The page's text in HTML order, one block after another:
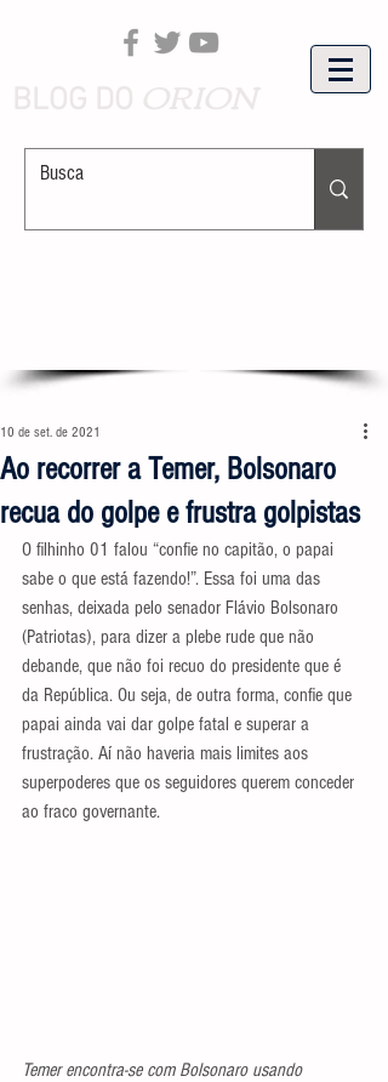
Ao recorrer a Temer, Bolsonaro
recua do golpe e frustra golpistas
10 de set. de 2021
O filhinho 01 falou “confie no capitão, o papai
sabe o que está fazendo!”. Essa foi uma das
senhas, deixada pelo senador Flávio Bolsonaro
(Patriotas), para dizer a plebe rude que não
debande, que não foi recuo do presidente que é
da República. Ou seja, de outra forma, confie que
papai ainda vai dar golpe fatal e superar a
frustração. Aí não haveria mais limites aos
superpoderes que os seguidores querem conceder
ao fraco governante.
Temer encontra-se com Bolsonaro usando